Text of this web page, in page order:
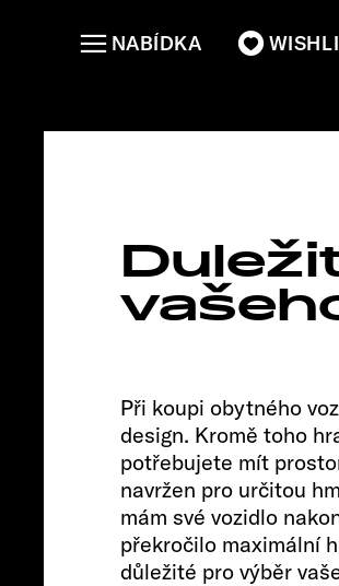
NABÍDKA
Při koupi obytného
design. Kromě toho
potřebujete mít
navržen pro určitou
mám své vozidlo
překročilo maximální
důležité pro výběr